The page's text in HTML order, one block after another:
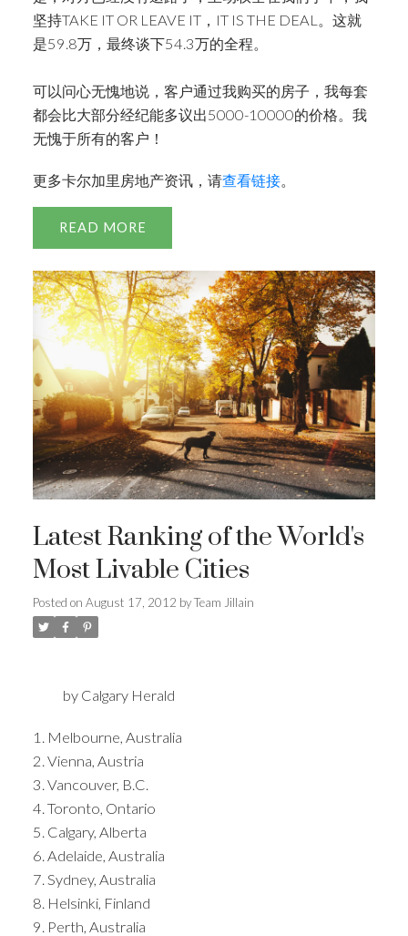
坚持TAKE IT OR LEAVE IT，IT IS THE DEAL。这就
是59.8万，最终谈下54.3万的全程。
可以问心无愧地说，客户通过我购买的房子，我每套
都会比大部分经纪能多议出5000-10000的价格。我
无愧于所有的客户！
更多卡尔加里房地产资讯，请查看链接。
READ
Latest Ranking of the World's
Most Livable Cities
Posted on August 17, 2012 byTeam Jillain
by Calgary Herald
1. Melbourne, Australia
2. Vienna, Austria
3. Vancouver, B.C.
4. Toronto, Ontario
5. Calgary, Alberta
6. Adelaide, Australia
7. Sydney, Australia
8. Helsinki, Finland
9. Perth, Australia